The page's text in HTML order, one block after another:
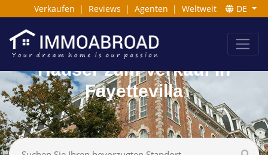
Verkaufen | Reviews | Agenten | Weltweit DE
Häuser zum Verkauf in
Fayettevilla